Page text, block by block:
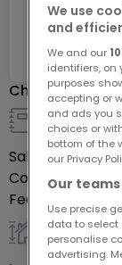
POUR TOUT
+33 6 23 51 05
N.B : Les
fonction de
une parcelle
Le prix inclut
Pour tous
François :
atHome
Characteristics
Sale
Sale price
Commission
Fees included
General
We use
and
We and our
identifiers, on
purposes
accepting or
and ads you
choices or
bottom of the
our Privacy
Our
Use precise
data to select
personalise
advertising.